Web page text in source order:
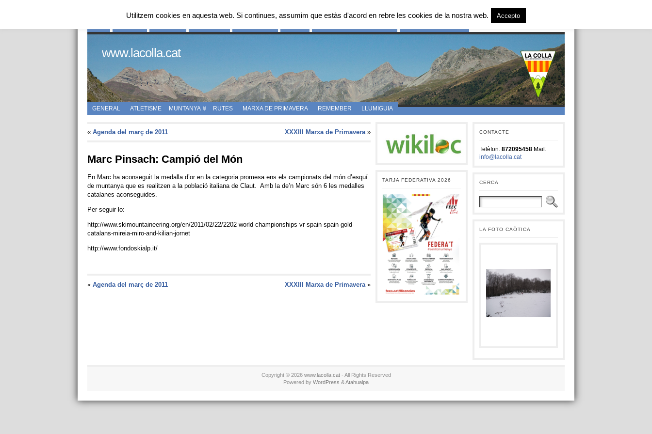
www.lacolla.cat
GENERAL ATLETISME MUNTANYA RUTES MARXA DE PRIMAVERA REMEMBER LLUMIGUIA
« Agenda del març de 2011 XXXIII Marxa de Primavera»
Marc Pinsach: Campió del Món
En Marc ha aconseguit la medalla d’or en la categoria promesa ens els campionats del món d’esquí
de muntanya que es realitzen a la població italiana de Claut. Amb la de’n Marc són 6 les medalles
catalanes aconseguides.
Per seguir-lo:
http://www.skimountaineering.org/en/2011/02/22/2202-world-championships-vr-spain-spain-gold-
catalans-mireia-miro-and-kilian-jornet
http://www.fondoskialp.it/
« Agenda del març de 2011 XXXIII Marxa de Primavera»
TARJA FEDERATIVA 2026
CONTACTE
Telèfon: 872095458 Mail:
info@lacolla.cat
CERCA
LA FOTO CAÒTICA
Copyright © 2026 www.lacolla.cat- All Rights Reserved
Powered by WordPress &Atahualpa
Utilitzem cookies en aquesta web. Si continues, assumim que estàs d'acord en rebre les cookies de la nostra web. Accepto